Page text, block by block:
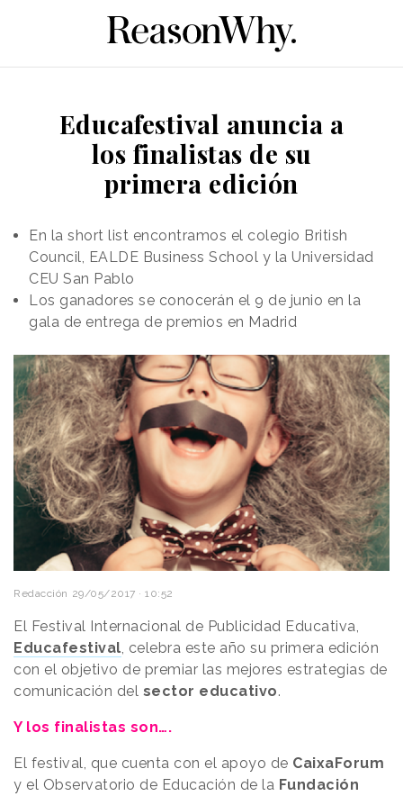
Educafestival anuncia a
los finalistas de su
primera edición
En la short list encontramos el colegio British
Council, EALDE Business School y la Universidad
CEU San Pablo
Los ganadores se conocerán el 9 de junio en la
gala de entrega de premios en Madrid
Redacción 29/05/2017 · 10:52
El Festival Internacional de Publicidad Educativa,
Educafestival, celebra este año su primera edición
con el objetivo de premiar las mejores estrategias de
comunicación del sector educativo.
Y los finalistas son….
El festival, que cuenta con el apoyo de CaixaForum
y el Observatorio de Educación de la Fundación